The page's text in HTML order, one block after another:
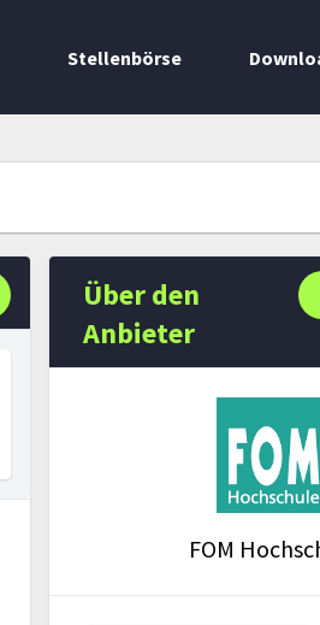
Stellenbörse
Über den
Anbieter
FOM